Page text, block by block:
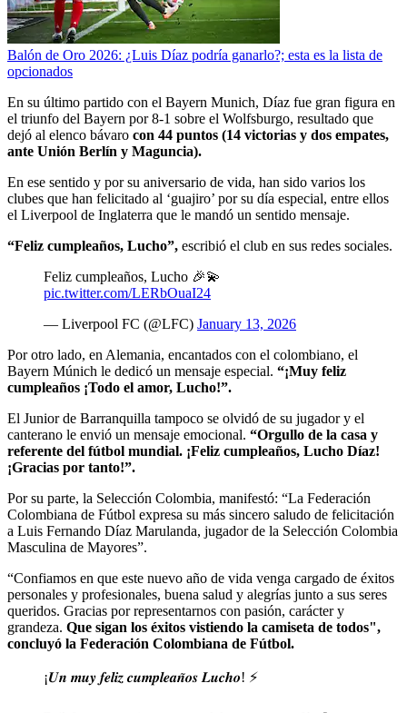
Balón de Oro 2026: ¿Luis Díaz podría ganarlo?; esta es la lista de
opcionados
En su último partido con el Bayern Munich, Díaz fue gran figura en
el triunfo del Bayern por 8-1 sobre el Wolfsburgo, resultado que
dejó al elenco bávaro con 44 puntos (14 victorias y dos empates,
ante Unión Berlín y Maguncia).
En ese sentido y por su aniversario de vida, han sido varios los
clubes que han felicitado al ‘guajiro’ por su día especial, entre ellos
el Liverpool de Inglaterra que le mandó un sentido mensaje.
“Feliz cumpleaños, Lucho”, escribió el club en sus redes sociales.
Feliz cumpleaños, Lucho 🎉💫
pic.twitter.com/LERbOuaI24
— Liverpool FC (@LFC) January 13, 2026
Por otro lado, en Alemania, encantados con el colombiano, el
Bayern Múnich le dedicó un mensaje especial. “¡Muy feliz
cumpleaños ¡Todo el amor, Lucho!”.
El Junior de Barranquilla tampoco se olvidó de su jugador y el
canterano le envió un mensaje emocional. “Orgullo de la casa y
referente del fútbol mundial. ¡Feliz cumpleaños, Lucho Díaz!
¡Gracias por tanto!”.
Por su parte, la Selección Colombia, manifestó: “La Federación
Colombiana de Fútbol expresa su más sincero saludo de felicitación
a Luis Fernando Díaz Marulanda, jugador de la Selección Colombia
Masculina de Mayores”.
“Confiamos en que este nuevo año de vida venga cargado de éxitos
personales y profesionales, buena salud y alegrías junto a sus seres
queridos. Gracias por representarnos con pasión, carácter y
grandeza. Que sigan los éxitos vistiendo la camiseta de todos",
concluyó la Federación Colombiana de Fútbol.
¡𝑼𝒏 𝒎𝒖𝒚 𝒇𝒆𝒍𝒊𝒛 𝒄𝒖𝒎𝒑𝒍𝒆𝒂𝒏̃𝒐𝒔 𝑳𝒖𝒄𝒉𝒐! ⚡